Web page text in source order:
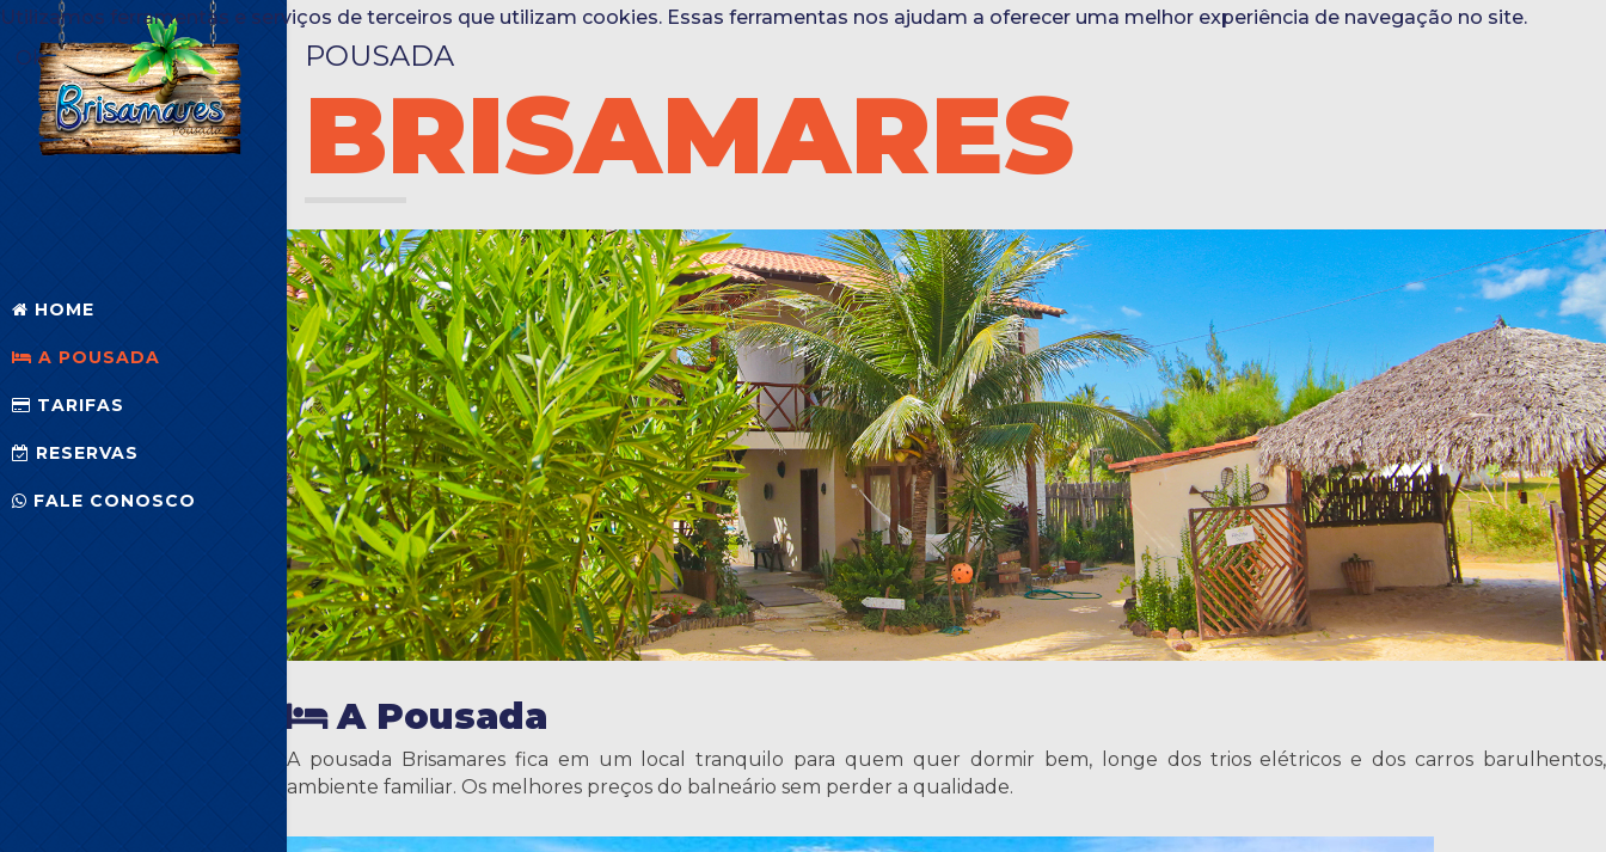
HOME
A POUSADA
TARIFAS
RESERVAS
FALE CONOSCO
POUSADA
BRISAMARES
A Pousada
A pousada Brisamares fica em um local tranquilo para quem quer dormir bem, longe dos trios elétricos e dos carros barulhentos,
ambiente familiar. Os melhores preços do balneário sem perder a qualidade.
Utilizamos ferramentas e serviços de terceiros que utilizam cookies. Essas ferramentas nos ajudam a oferecer uma melhor experiência de navegação no site.
Ok